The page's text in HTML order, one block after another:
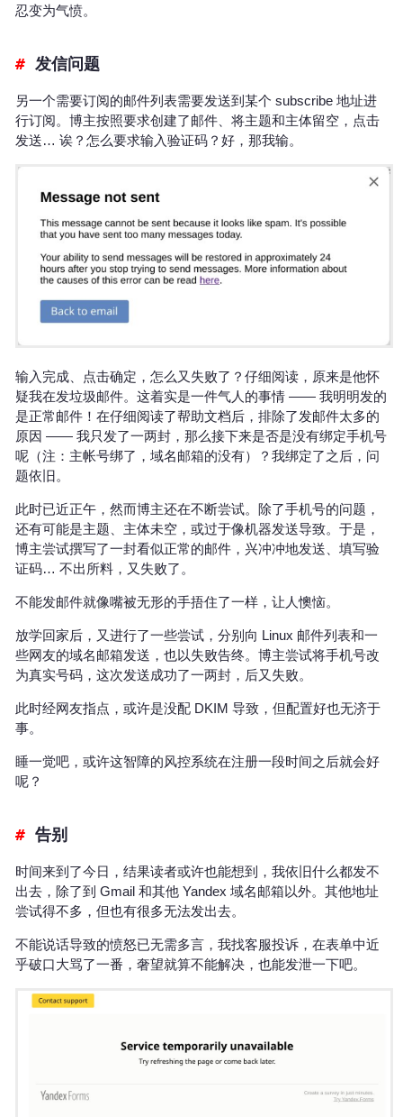
忍变为气愤。
发信问题
另一个需要订阅的邮件列表需要发送到某个 subscribe 地址进
行订阅。博主按照要求创建了邮件、将主题和主体留空，点击
发送… 诶？怎么要求输入验证码？好，那我输。
输入完成、点击确定，怎么又失败了？仔细阅读，原来是他怀
疑我在发垃圾邮件。这着实是一件气人的事情 —— 我明明发的
是正常邮件！在仔细阅读了帮助文档后，排除了发邮件太多的
原因 —— 我只发了一两封，那么接下来是否是没有绑定手机号
呢（注：主帐号绑了，域名邮箱的没有）？我绑定了之后，问
题依旧。
此时已近正午，然而博主还在不断尝试。除了手机号的问题，
还有可能是主题、主体未空，或过于像机器发送导致。于是，
博主尝试撰写了一封看似正常的邮件，兴冲冲地发送、填写验
证码… 不出所料，又失败了。
不能发邮件就像嘴被无形的手捂住了一样，让人懊恼。
放学回家后，又进行了一些尝试，分别向 Linux 邮件列表和一
些网友的域名邮箱发送，也以失败告终。博主尝试将手机号改
为真实号码，这次发送成功了一两封，后又失败。
此时经网友指点，或许是没配 DKIM 导致，但配置好也无济于
事。
睡一觉吧，或许这智障的风控系统在注册一段时间之后就会好
呢？
告别
时间来到了今日，结果读者或许也能想到，我依旧什么都发不
出去，除了到 Gmail 和其他 Yandex 域名邮箱以外。其他地址
尝试得不多，但也有很多无法发出去。
不能说话导致的愤怒已无需多言，我找客服投诉，在表单中近
乎破口大骂了一番，奢望就算不能解决，也能发泄一下吧。